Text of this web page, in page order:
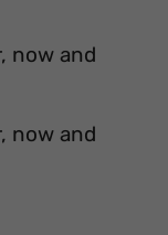
now and
now and